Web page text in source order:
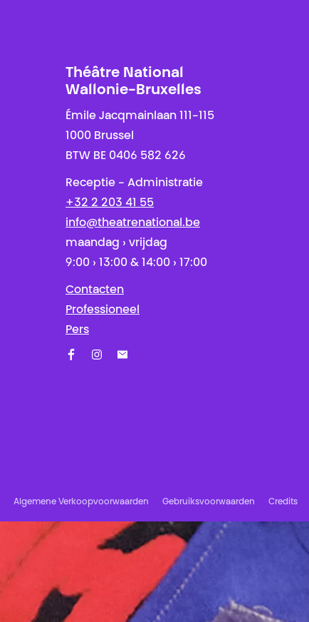
Théâtre National
Wallonie-Bruxelles
Émile Jacqmainlaan 111-115
1000 Brussel
BTW BE 0406 582 626
Receptie - Administratie
+32 2 203 41 55
info@theatrenational.be
maandag › vrijdag
9:00 › 13:00 & 14:00 › 17:00
Contacten
Professioneel
Pers
Algemene Verkoopvoorwaarden Gebruiksvoorwaarden Credits